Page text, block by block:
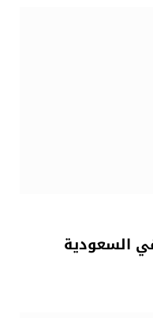
السعودية